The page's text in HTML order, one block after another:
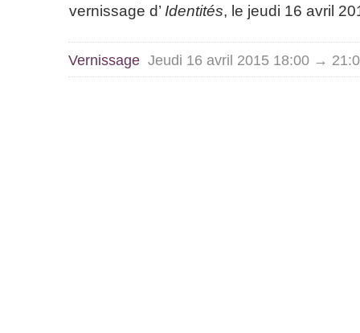
vernissage d’ Identités, le jeudi 16 avril
Vernissage Jeudi 16 avril 2015 18:00 →